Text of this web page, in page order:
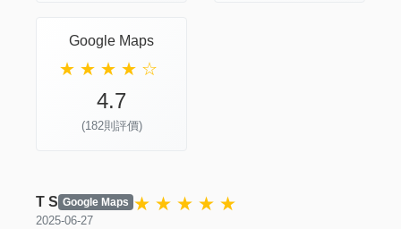
Google Maps
★ ★ ★ ★ ☆
4.7
(182則評價)
T S Google Maps ★ ★ ★ ★ ★
2025-06-27